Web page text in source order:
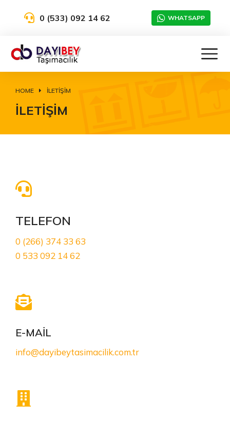
0 (533) 092 14 62 WHATSAPP
You are here:
HOME İLETIŞIM
İLETIŞIM
TELEFON
0 (266) 374 33 63
0 533 092 14 62
E-MAİL
info@dayibeytasimacilik.com.tr